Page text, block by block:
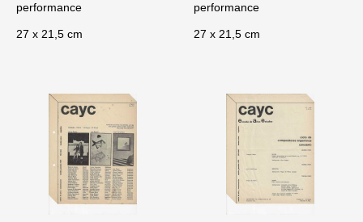
performance
27 x 21,5 cm
performance
27 x 21,5 cm